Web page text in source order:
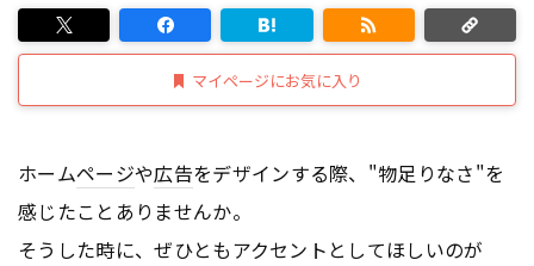
マイページにお気に入り
ホームページや広告をデザインする際、"物足りなさ"を
感じたことありませんか。
そうした時に、ぜひともアクセントとしてほしいのが